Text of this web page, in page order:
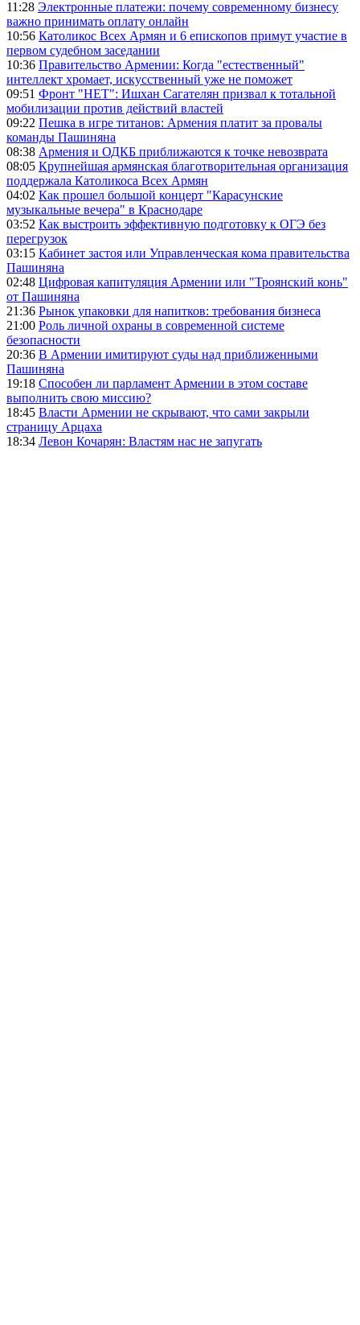
11:28 Электронные платежи: почему современному бизнесу
важно принимать оплату онлайн
10:56 Католикос Всех Армян и 6 епископов примут участие в
первом судебном заседании
10:36 Правительство Армении: Когда "естественный"
интеллект хромает, искусственный уже не поможет
09:51 Фронт "НЕТ": Ишхан Сагателян призвал к тотальной
мобилизации против действий властей
09:22 Пешка в игре титанов: Армения платит за провалы
команды Пашиняна
08:38 Армения и ОДКБ приближаются к точке невозврата
08:05 Крупнейшая армянская благотворительная организация
поддержала Католикоса Всех Армян
04:02 Как прошел большой концерт "Карасунские
музыкальные вечера" в Краснодаре
03:52 Как выстроить эффективную подготовку к ОГЭ без
перегрузок
03:15 Кабинет застоя или Управленческая кома правительства
Пашиняна
02:48 Цифровая капитуляция Армении или "Троянский конь"
от Пашиняна
21:36 Рынок упаковки для напитков: требования бизнеса
21:00 Роль личной охраны в современной системе
безопасности
20:36 В Армении имитируют суды над приближенными
Пашиняна
19:18 Способен ли парламент Армении в этом составе
выполнить свою миссию?
18:45 Власти Армении не скрывают, что сами закрыли
страницу Арцаха
18:34 Левон Кочарян: Властям нас не запугать